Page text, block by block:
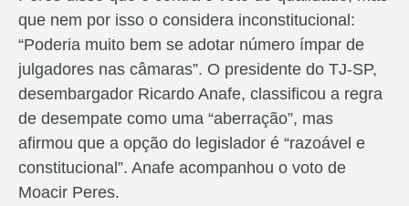
que nem por isso o considera inconstitucional:
“Poderia muito bem se adotar número ímpar de
julgadores nas câmaras”. O presidente do TJ-SP,
desembargador Ricardo Anafe, classificou a regra
de desempate como uma “aberração”, mas
afirmou que a opção do legislador é “razoável e
constitucional”. Anafe acompanhou o voto de
Moacir Peres.